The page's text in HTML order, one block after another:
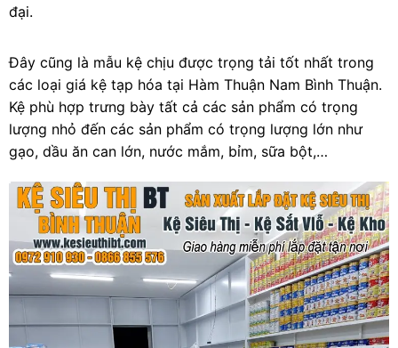
đại.
Đây cũng là mẫu kệ chịu được trọng tải tốt nhất trong
các loại giá kệ tạp hóa tại Hàm Thuận Nam Bình Thuận.
Kệ phù hợp trưng bày tất cả các sản phẩm có trọng
lượng nhỏ đến các sản phẩm có trọng lượng lớn như
gạo, dầu ăn can lớn, nước mắm, bỉm, sữa bột,…